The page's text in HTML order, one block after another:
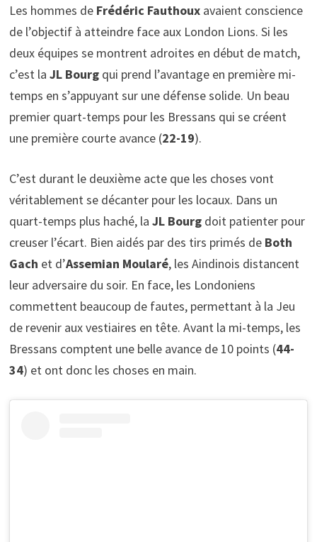
Les hommes de Frédéric Fauthoux avaient conscience
de l’objectif à atteindre face aux London Lions. Si les
deux équipes se montrent adroites en début de match,
c’est laJL Bourg qui prend l’avantage en première mi-
temps en s’appuyant sur une défense solide. Un beau
premier quart-temps pour les Bressans qui se créent
une première courte avance (22-19).
C’est durant le deuxième acte que les choses vont
véritablement se décanter pour les locaux. Dans un
quart-temps plus haché, laJL Bourg doit patienter pour
creuser l’écart. Bien aidés par des tirs primés de Both
Gach et d’Assemian Moularé, les Aindinois distancent
leur adversaire du soir. En face, les Londoniens
commettent beaucoup de fautes, permettant à la Jeu
de revenir aux vestiaires en tête. Avant la mi-temps, les
Bressans comptent une belle avance de 10 points (44-
34) et ont donc les choses en main.